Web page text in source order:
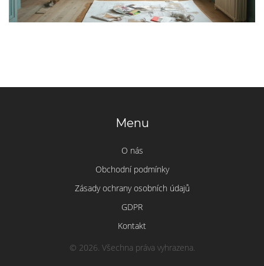
Menu
O nás
Obchodní podmínky
Zásady ochrany osobních údajů
GDPR
Kontakt
© 2026. Všechna práva vyhrazena.